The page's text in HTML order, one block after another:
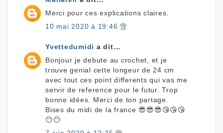
Merci pour ces explications claires.
10 mai 2020 à 19:46
Yvettedumidi a dit…
Bonjour je debute au crochet, et je
trouve genial cette longeur de 24 cm
avec tout ces point differents qui vas me
servir de reference pour le futur. Trop
bonne idées. Merci de ton partage.
Bises du midi de la france 😎😎😎😘😘😘
😶😶